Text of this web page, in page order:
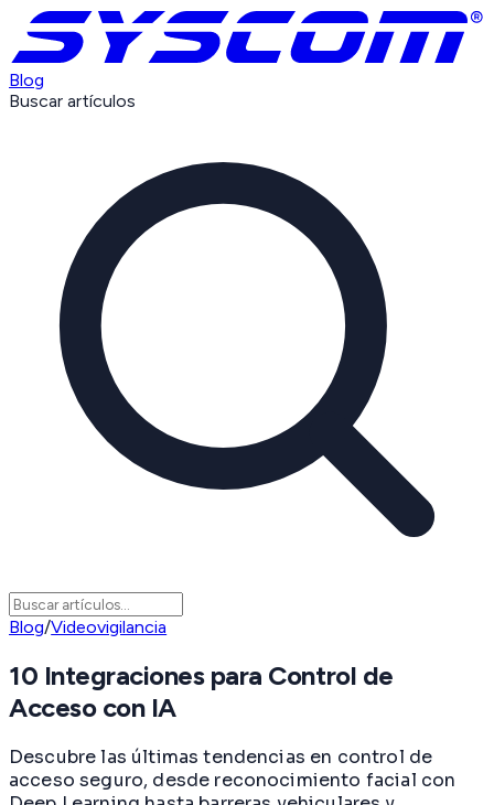
Blog
Buscar artículos
Blog/Videovigilancia
10 Integraciones para Control de
Acceso con IA
Descubre las últimas tendencias en control de
acceso seguro, desde reconocimiento facial con